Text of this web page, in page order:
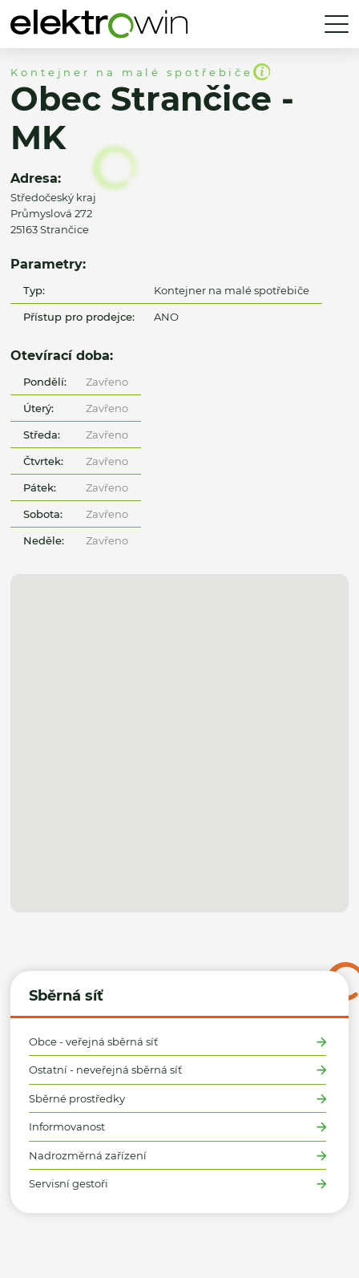
Sběrná síť
Obce - veřejná sběrná síť
Ostatní - neveřejná sběrná síť
Sběrné prostředky
Informovanost
Nadrozměrná zařízení
Servisní gestoři
Kontejner na malé spotřebiče
Obec Strančice -
MK
Adresa:
Středočeský kraj
Průmyslová 272
25163 Strančice
Parametry:
Typ: Kontejner na malé spotřebiče
Přístup pro prodejce: ANO
Otevírací doba:
Pondělí: Zavřeno
Úterý: Zavřeno
Středa: Zavřeno
Čtvrtek: Zavřeno
Pátek: Zavřeno
Sobota: Zavřeno
Neděle: Zavřeno